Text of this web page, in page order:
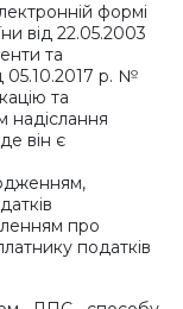
формі
від 22.05.2003
та
05.10.2017 р. №
та
надіслання
він є
про
податків